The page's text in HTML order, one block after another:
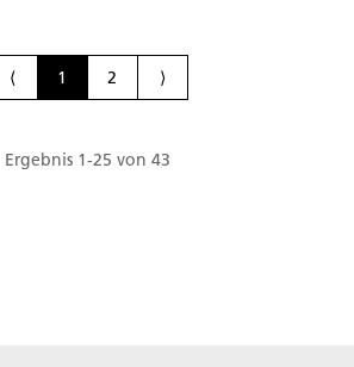
⟨ 1 2 ⟩
Ergebnis 1-25 von 43